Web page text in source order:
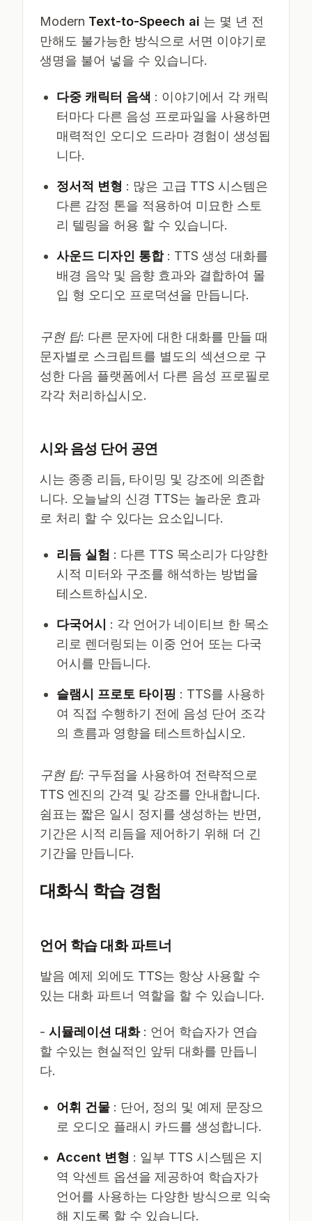
Modern Text-to-Speech ai 는 몇 년 전
만해도 불가능한 방식으로 서면 이야기로
생명을 불어 넣을 수 있습니다.
다중 캐릭터 음색 : 이야기에서 각 캐릭
터마다 다른 음성 프로파일을 사용하면
매력적인 오디오 드라마 경험이 생성됩
니다.
정서적 변형 : 많은 고급 TTS 시스템은
다른 감정 톤을 적용하여 미묘한 스토
리 텔링을 허용 할 수 있습니다.
사운드 디자인 통합 : TTS 생성 대화를
배경 음악 및 음향 효과와 결합하여 몰
입 형 오디오 프로덕션을 만듭니다.
구현 팁: 다른 문자에 대한 대화를 만들 때
문자별로 스크립트를 별도의 섹션으로 구
성한 다음 플랫폼에서 다른 음성 프로필로
각각 처리하십시오.
시와 음성 단어 공연
시는 종종 리듬, 타이밍 및 강조에 의존합
니다. 오늘날의 신경 TTS는 놀라운 효과
로 처리 할 수 ​​있다는 요소입니다.
리듬 실험 : 다른 TTS 목소리가 다양한
시적 미터와 구조를 해석하는 방법을
테스트하십시오.
다국어시 : 각 언어가 네이티브 한 목소
리로 렌더링되는 이중 언어 또는 다국
어시를 만듭니다.
슬램시 프로토 타이핑 : TTS를 사용하
여 직접 수행하기 전에 음성 단어 조각
의 흐름과 영향을 테스트하십시오.
구현 팁: 구두점을 사용하여 전략적으로
TTS 엔진의 간격 및 강조를 안내합니다.
쉼표는 짧은 일시 정지를 생성하는 반면,
기간은 시적 리듬을 제어하기 위해 더 긴
기간을 만듭니다.
대화식 학습 경험
언어 학습 대화 파트너
발음 예제 외에도 TTS는 항상 사용할 수
있는 대화 파트너 역할을 할 수 있습니다.
- 시뮬레이션 대화 : 언어 학습자가 연습
할 수있는 현실적인 앞뒤 대화를 만듭니
다.
어휘 건물 : 단어, 정의 및 예제 문장으
로 오디오 플래시 카드를 생성합니다.
Accent 변형 : 일부 TTS 시스템은 지
역 악센트 옵션을 제공하여 학습자가
언어를 사용하는 다양한 방식으로 익숙
해 지도록 할 수 있습니다.